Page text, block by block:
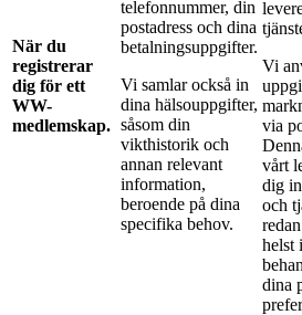
När du
registrerar
dig för ett
WW-
medlemskap.
telefonnummer, din
postadress och dina
betalningsuppgifter.
Vi samlar också in
dina hälsouppgifter,
såsom din
vikthistorik och
annan relevant
information,
beroende på dina
specifika behov.
Vi
via
vårt
dig
och
helst
dina